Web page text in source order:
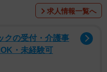
うつ伏せで過ごす双子
にやら集中している様子
身を起こしながら少しず
求人情報一覧へ
クの受付・介護事
・未経験可